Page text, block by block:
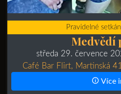
Pravidelné
Medvědí
středa 29. července
Café Bar Flirt, Martinská
Více